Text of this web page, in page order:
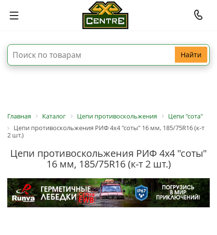
Найти
Главная Каталог Цепи противоскольжения
Цепи "сота"
Цепи противоскольжения РИФ 4х4 "соты" 16 мм, 185/75R16 (к-т
2 шт.)
Цепи противоскольжения РИФ 4х4 "соты"
16 мм, 185/75R16 (к-т 2 шт.)